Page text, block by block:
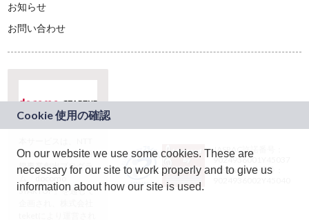
お知らせ
お問い合わせ
ドコモグループの新
規事業創出プログラ
ム「docomo
STARTUP」を通じて
JASRAC許諾番号：
9024936001Y45037
JASRAC許諾番号：
On our website we use some cookies. These are
necessary for our site to work properly and to give us
information about how our site is used.